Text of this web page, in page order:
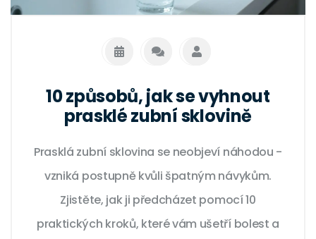
10 způsobů, jak se vyhnout
prasklé zubní sklovině
Prasklá zubní sklovina se neobjeví náhodou -
vzniká postupně kvůli špatným návykům.
Zjistěte, jak ji předcházet pomocí 10
praktických kroků, které vám ušetří bolest a